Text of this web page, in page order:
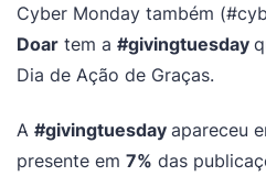
Cyber Monday também
Doar tem a #givingtuesday
Dia de Ação de Graças.
A #givingtuesday apareceu
presente em 7% das